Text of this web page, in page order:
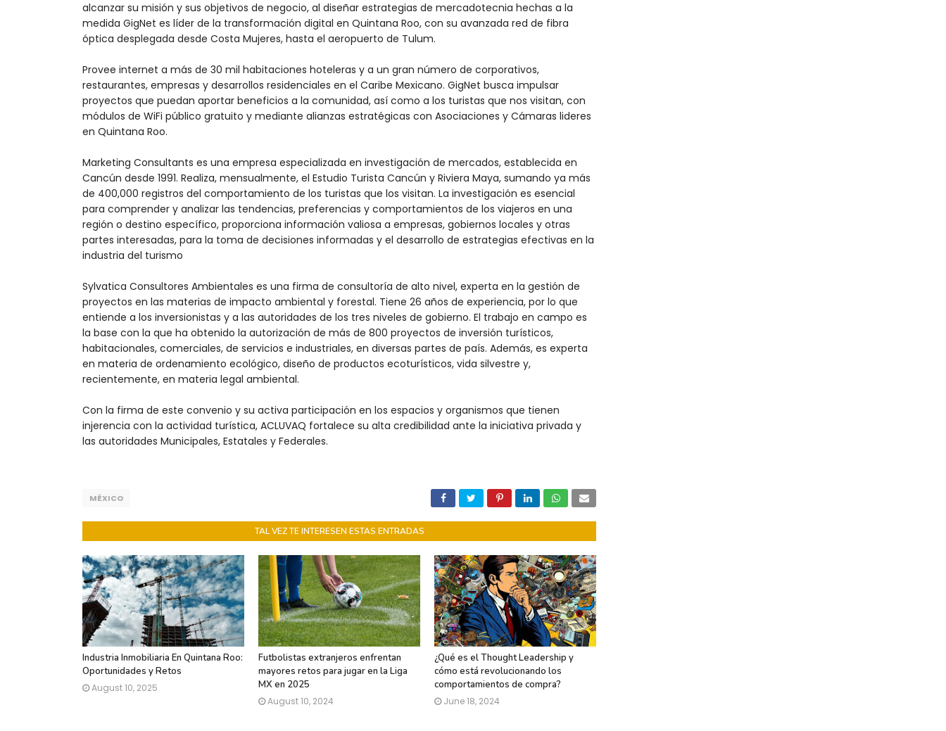
alcanzar su misión y sus objetivos de negocio, al diseñar estrategias de mercadotecnia hechas a la
medida GigNet es líder de la transformación digital en Quintana Roo, con su avanzada red de fibra
óptica desplegada desde Costa Mujeres, hasta el aeropuerto de Tulum.
Provee internet a más de 30 mil habitaciones hoteleras y a un gran número de corporativos,
restaurantes, empresas y desarrollos residenciales en el Caribe Mexicano. GigNet busca impulsar
proyectos que puedan aportar beneficios a la comunidad, así como a los turistas que nos visitan, con
módulos de WiFi público gratuito y mediante alianzas estratégicas con Asociaciones y Cámaras lideres
en Quintana Roo.
Marketing Consultants es una empresa especializada en investigación de mercados, establecida en
Cancún desde 1991. Realiza, mensualmente, el Estudio Turista Cancún y Riviera Maya, sumando ya más
de 400,000 registros del comportamiento de los turistas que los visitan. La investigación es esencial
para comprender y analizar las tendencias, preferencias y comportamientos de los viajeros en una
región o destino específico, proporciona información valiosa a empresas, gobiernos locales y otras
partes interesadas, para la toma de decisiones informadas y el desarrollo de estrategias efectivas en la
industria del turismo
Sylvatica Consultores Ambientales es una firma de consultoría de alto nivel, experta en la gestión de
proyectos en las materias de impacto ambiental y forestal. Tiene 26 años de experiencia, por lo que
entiende a los inversionistas y a las autoridades de los tres niveles de gobierno. El trabajo en campo es
la base con la que ha obtenido la autorización de más de 800 proyectos de inversión turísticos,
habitacionales, comerciales, de servicios e industriales, en diversas partes de país. Además, es experta
en materia de ordenamiento ecológico, diseño de productos ecoturísticos, vida silvestre y,
recientemente, en materia legal ambiental.
Con la firma de este convenio y su activa participación en los espacios y organismos que tienen
injerencia con la actividad turística, ACLUVAQ fortalece su alta credibilidad ante la iniciativa privada y
las autoridades Municipales, Estatales y Federales.
MÉXICO
TAL VEZ TE INTERESEN ESTAS ENTRADAS
Industria Inmobiliaria En Quintana Roo:
Oportunidades y Retos
August 10, 2025
Futbolistas extranjeros enfrentan
mayores retos para jugar en la Liga
MX en 2025
August 10, 2024
¿Qué es el Thought Leadership y
cómo está revolucionando los
comportamientos de compra?
June 18, 2024